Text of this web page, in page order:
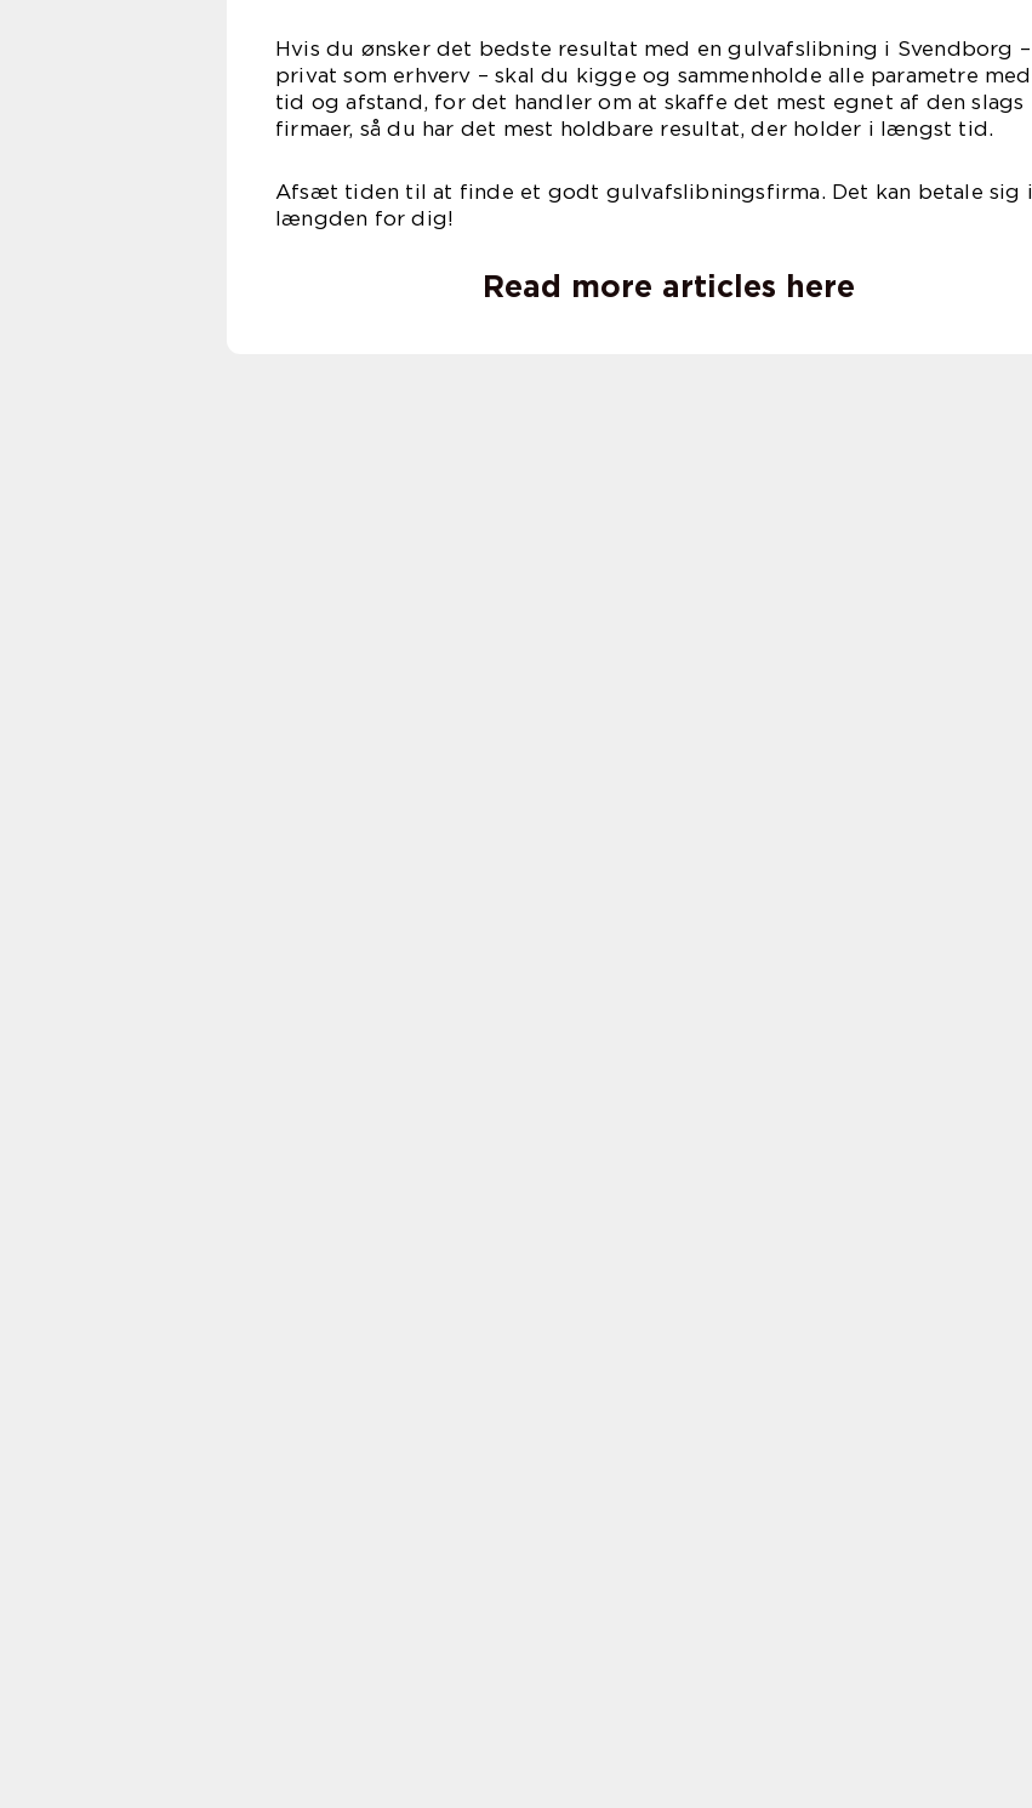
Hvis du ønsker det bedste resultat med en gulvafslibning i Svendborg –
privat som erhverv – skal du kigge og sammenholde alle parametre med
tid og afstand, for det handler om at skaffe det mest egnet af den slags
firmaer, så du har det mest holdbare resultat, der holder i længst tid.
Afsæt tiden til at finde et godt gulvafslibningsfirma. Det kan betale sig i
længden for dig!
Read more articles here